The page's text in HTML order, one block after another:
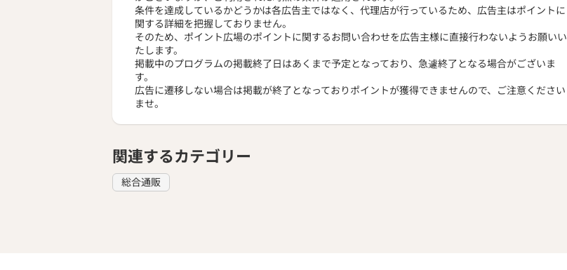
条件を達成しているかどうかは各広告主ではなく、代理店が行っているため、広告主はポイントに
関する詳細を把握しておりません。
そのため、ポイント広場のポイントに関するお問い合わせを広告主様に直接行わないようお願いい
たします。
掲載中のプログラムの掲載終了日はあくまで予定となっており、急遽終了となる場合がございま
す。
広告に遷移しない場合は掲載が終了となっておりポイントが獲得できませんので、ご注意ください
ませ。
関連するカテゴリー
総合通販